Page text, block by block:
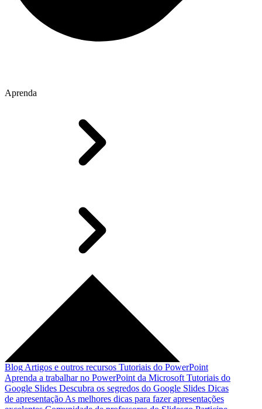
Aprenda
Blog Artigos e outros recursos Tutoriais do PowerPoint
Aprenda a trabalhar no PowerPoint da Microsoft Tutoriais do
Google Slides Descubra os segredos do Google Slides Dicas
de apresentação As melhores dicas para fazer apresentações